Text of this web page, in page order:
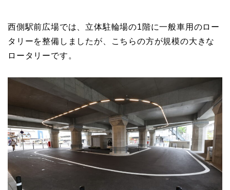
西側駅前広場では、立体駐輪場の1階に一般車用のロー
タリーを整備しましたが、こちらの方が規模の大きな
ロータリーです。